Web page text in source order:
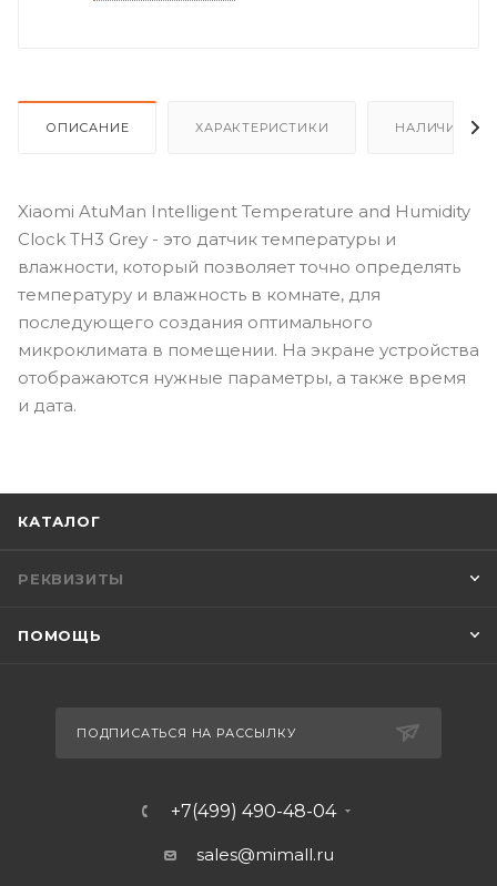
ОПИСАНИЕ ХАРАКТЕРИСТИКИ НАЛИЧИЕ
Xiaomi AtuMan Intelligent Temperature and Humidity
Clock TH3 Grey - это датчик температуры и
влажности, который позволяет точно определять
температуру и влажность в комнате, для
последующего создания оптимального
микроклимата в помещении. На экране устройства
отображаются нужные параметры, а также время
и дата.
КАТАЛОГ
РЕКВИЗИТЫ
ПОМОЩЬ
ПОДПИСАТЬСЯ НА РАССЫЛКУ
+7(499) 490-48-04
sales@mimall.ru